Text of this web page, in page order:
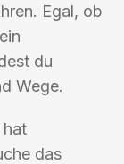
Egal, ob
du
Wege.
hat
das